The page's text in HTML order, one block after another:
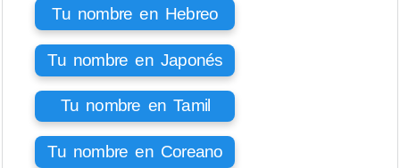
Tu nombre en Hebreo
Tu nombre en Japonés
Tu nombre en Tamil
Tu nombre en Coreano